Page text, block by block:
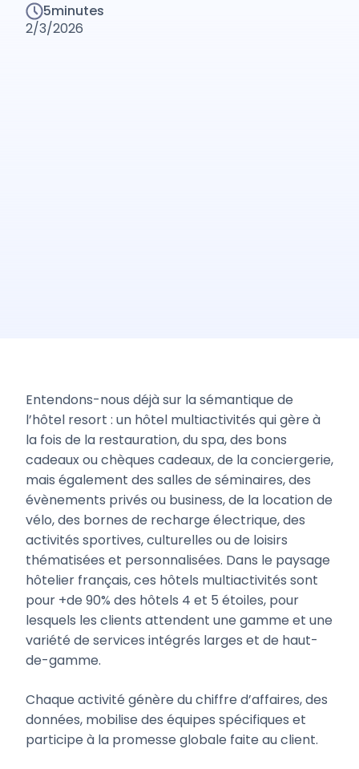
5minutes
2/3/2026
Entendons-nous déjà sur la sémantique de
l’hôtel resort : un hôtel multiactivités qui gère à
la fois de la restauration, du spa, des bons
cadeaux ou chèques cadeaux, de la conciergerie,
mais également des salles de séminaires, des
évènements privés ou business, de la location de
vélo, des bornes de recharge électrique, des
activités sportives, culturelles ou de loisirs
thématisées et personnalisées. Dans le paysage
hôtelier français, ces hôtels multiactivités sont
pour +de 90% des hôtels 4 et 5 étoiles, pour
lesquels les clients attendent une gamme et une
variété de services intégrés larges et de haut-
de-gamme.
Chaque activité génère du chiffre d’affaires, des
données, mobilise des équipes spécifiques et
participe à la promesse globale faite au client.